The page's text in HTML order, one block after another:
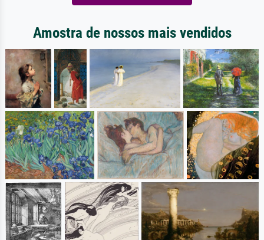
Amostra de nossos mais vendidos